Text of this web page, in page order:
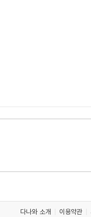
다나와 소개 이용약관